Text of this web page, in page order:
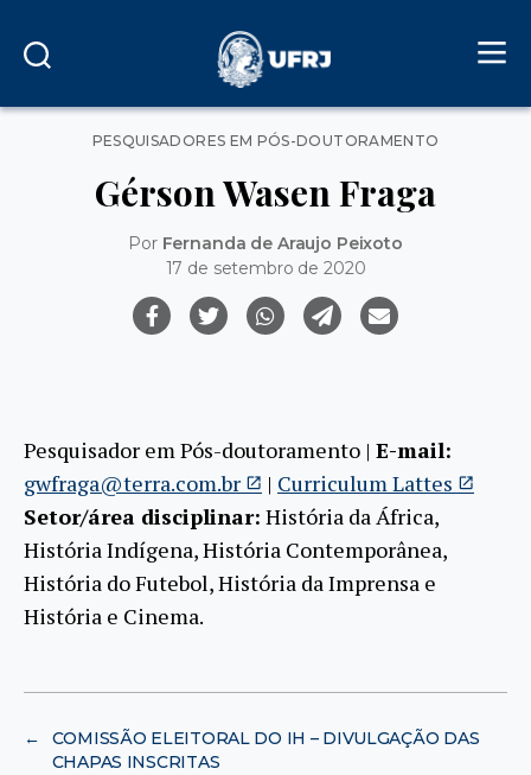
Categorias
PESQUISADORES EM PÓS-DOUTORAMENTO
Gérson Wasen Fraga
Por Fernanda de Araujo Peixoto
17 de setembro de 2020
Pesquisador em Pós-doutoramento | E-mail:
gwfraga@terra.com.br
| Curriculum Lattes
Setor/área disciplinar: História da África,
História Indígena, História Contemporânea,
História do Futebol, História da Imprensa e
História e Cinema.
←
COMISSÃO ELEITORAL DO IH – DIVULGAÇÃO DAS
CHAPAS INSCRITAS